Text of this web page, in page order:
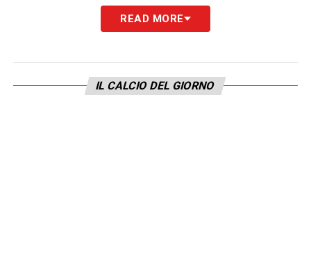
CAMBI DECISIVI– «Io direi Rensch, ha fatto
gol e rigore, insomma, in termini di risultato
anche noi abbiamo fatto sicuramente un
ottimo primo tempo. Quel gol lì su un errore
READ MORE
IL CALCIO DEL GIORNO